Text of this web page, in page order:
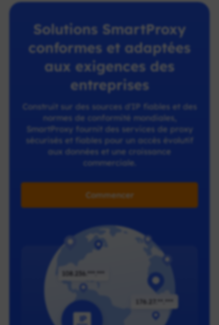
Solutions SmartProxy
conformes et adaptées
aux exigences des
entreprises
Construit sur des sources d'IP fiables et des
normes de conformité mondiales,
SmartProxy fournit des services de proxy
sécurisés et fiables pour un accès évolutif
aux données et une croissance
commerciale.
Commencer